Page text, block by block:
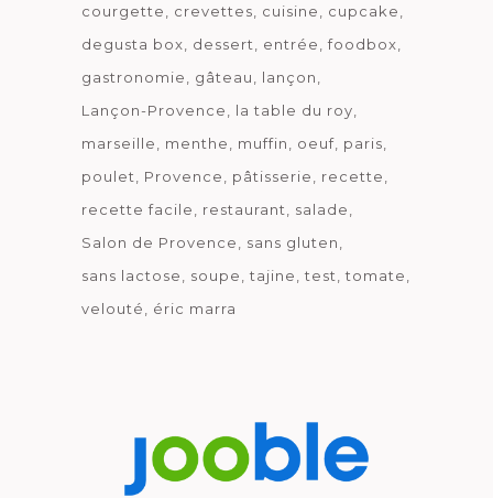
courgette
crevettes cuisine
cupcake
degusta box
dessert entrée
foodbox
gastronomie
gâteau
lançon
Lançon-Provence
la table du roy
marseille
menthe muffin oeuf paris
poulet
Provence pâtisserie
recette
recette facile
restaurant
salade
Salon de Provence
sans gluten
sans lactose
soupe tajine test
tomate
velouté
éric marra